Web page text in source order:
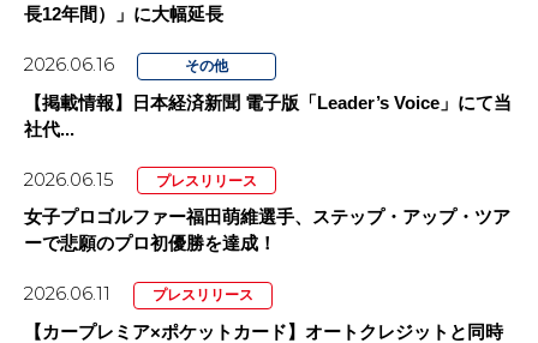
長12年間）」に大幅延長
2026.06.16 その他
【掲載情報】日本経済新聞 電子版「Leader’s Voice」にて当
社代...
2026.06.15 プレスリリース
女子プロゴルファー福田萌維選手、ステップ・アップ・ツア
ーで悲願のプロ初優勝を達成！
2026.06.11 プレスリリース
【カープレミア×ポケットカード】オートクレジットと同時